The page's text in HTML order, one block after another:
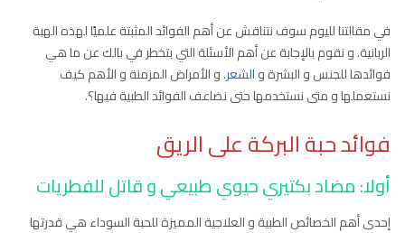
في مقالتنا لليوم سوف نتناقش عن أهم الفوائد المثبتة علميًا لهذه الهبة
الربانية. و نقوم بالإجابة عن أهم الأسئلة التي بتخطر في بالك عن ما هي
فوائدها للجنس و البشرة والشعر. و الأمراض المزمنة و الأهم كيف
نستعملها و متى نستخدمها حتى نضاعف الفوائد الطبية فيها؟.
فوائد حبة البركة على الريق
أولا: مضاد بكتيري حيوي طبيعي و قاتل للفطريات
إحدى أهم الخصائص الطبية و العلاجية المميزة للحبة السوداء هي قدرتها